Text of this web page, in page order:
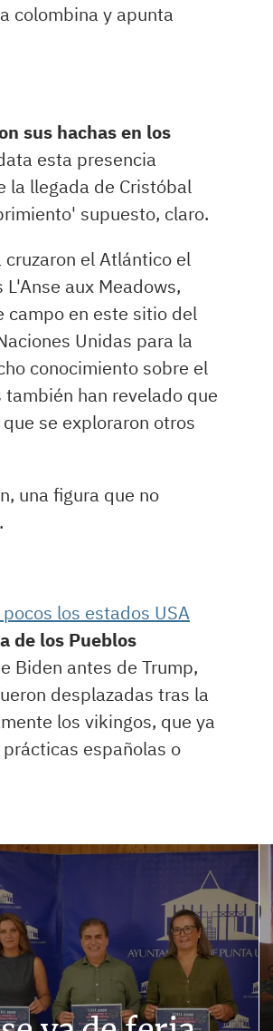
colombina y apunta
sus hachas en los
esta presencia
la llegada de Cristóbal
supuesto, claro.
el Atlántico el
aux Meadows,
campo en este sitio del
Unidas para la
conocimiento sobre el
también han revelado que
se exploraron otros
una figura que no
los estados USA
de los Pueblos
Biden antes de Trump,
desplazadas tras la
los vikingos, que ya
españolas o